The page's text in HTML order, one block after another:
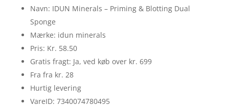
Navn: IDUN Minerals – Priming & Blotting Dual
Sponge
Mærke: idun minerals
Pris: Kr. 58.50
Gratis fragt: Ja, ved køb over kr. 699
Fra fra kr. 28
Hurtig levering
VareID: 7340074780495